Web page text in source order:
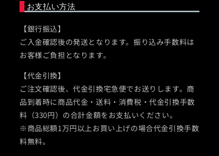
お支払い方法
【銀行振込】
ご入金確認後の発送となります。振り込み手数料は
お客様ご負担となります。
【代金引換】
ご注文確認後、代金引換宅急便でお送りします。商
品到着時に商品代金・送料・消費税・代金引換手数
料（330円）の合計金額をお支払いください。
※商品総額1万円以上お買い上げの場合代金引換手数
料無料。